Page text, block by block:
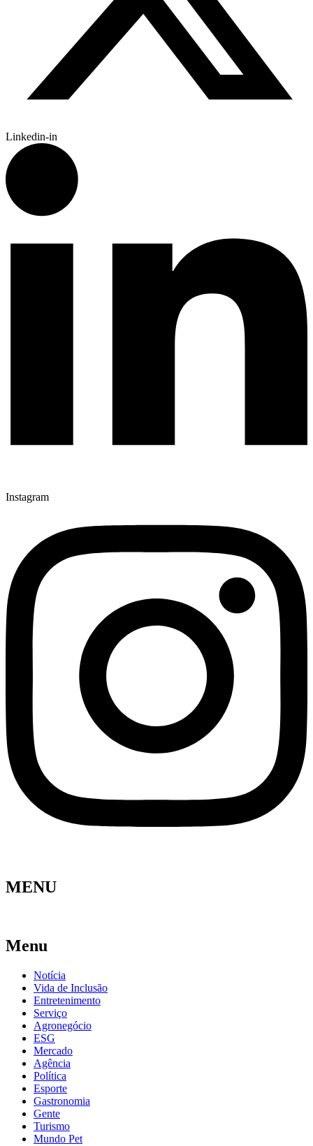
Linkedin-in
Instagram
MENU
Menu
Notícia
Vida de Inclusão
Entretenimento
Serviço
Agronegócio
ESG
Mercado
Agência
Política
Esporte
Gastronomia
Gente
Turismo
Mundo Pet